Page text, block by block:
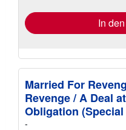
In
Married For
Revenge / A Deal
Obligation
-